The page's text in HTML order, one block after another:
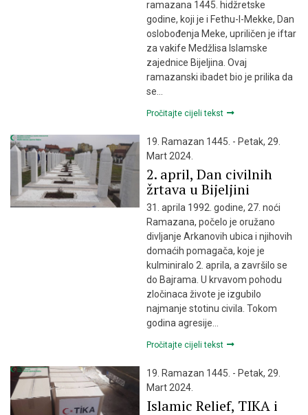
ramazana 1445. hidžretske
godine, koji je i Fethu-l-Mekke, Dan
oslobođenja Meke, upriličen je iftar
za vakife Medžlisa Islamske
zajednice Bijeljina. Ovaj
ramazanski ibadet bio je prilika da
se…
Pročitajte cijeli tekst
19. Ramazan 1445. - Petak, 29.
Mart 2024.
2. april, Dan civilnih
žrtava u Bijeljini
31. aprila 1992. godine, 27. noći
Ramazana, počelo je oružano
divljanje Arkanovih ubica i njihovih
domaćih pomagača, koje je
kulminiralo 2. aprila, a završilo se
do Bajrama. U krvavom pohodu
zločinaca živote je izgubilo
najmanje stotinu civila. Tokom
godina agresije…
Pročitajte cijeli tekst
19. Ramazan 1445. - Petak, 29.
Mart 2024.
Islamic Relief, TIKA i